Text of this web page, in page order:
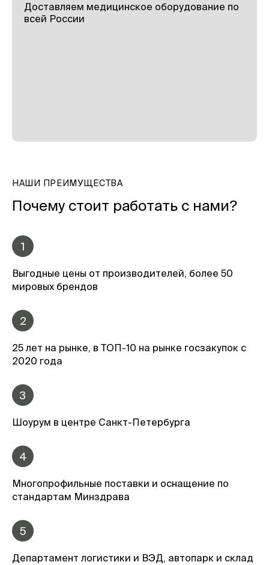
Доставляем медицинское оборудование по
всей России
НАШИ ПРЕИМУЩЕСТВА
Почему стоит работать с нами?
1
Выгодные цены от производителей, более 50
мировых брендов
2
25 лет на рынке, в ТОП-10 на рынке госзакупок с
2020 года
3
Шоурум в центре Санкт-Петербурга
4
Многопрофильные поставки и оснащение по
стандартам Минздрава
5
Департамент логистики и ВЭД, автопарк и склад